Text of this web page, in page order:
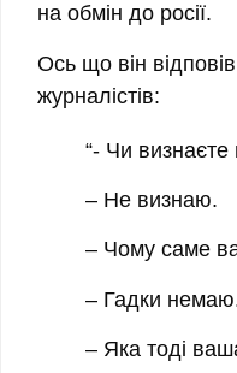
на обмін до росії.
Ось що він
журналістів:
“- Чи
– Не визнаю.
– Чому саме
– Гадки
– Яка тоді